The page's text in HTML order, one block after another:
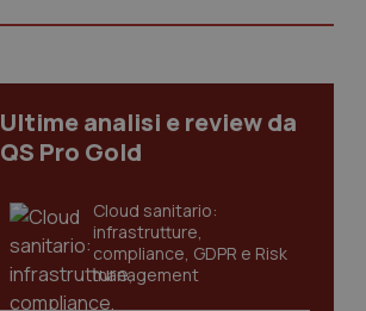
Ultime analisi e review da
QS Pro Gold
Cloud sanitario:
infrastrutture,
compliance, GDPR e Risk
management